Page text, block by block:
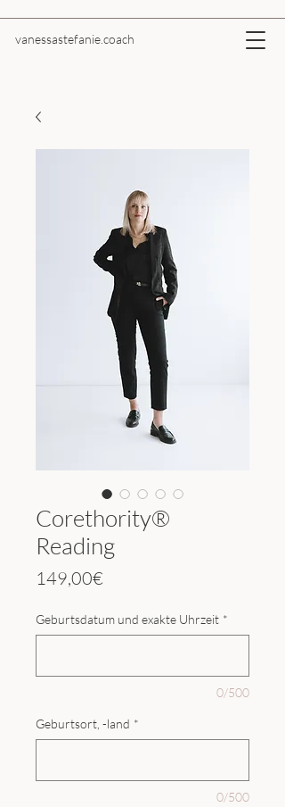
vanessastefanie.coach
Corethority®
Reading
149,00€
Geburtsdatum und exakte Uhrzeit *
0/500
Geburtsort, -land *
0/500